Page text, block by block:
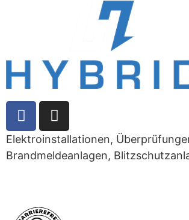
Elektroinstallationen,
Brandmeldeanlagen,